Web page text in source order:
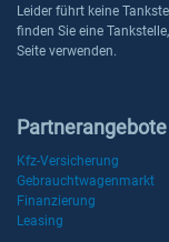
Leider führt keine
finden Sie eine
Seite verwenden.
Partnerangebote
Kfz-Versicherung
Gebrauchtwagenmarkt
Finanzierung
Leasing